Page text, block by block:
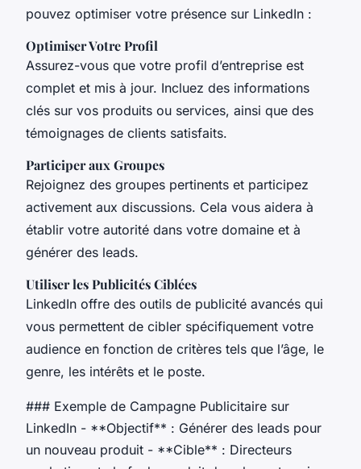
pouvez optimiser votre présence sur LinkedIn :
Optimiser Votre Profil
Assurez-vous que votre profil d’entreprise est
complet et mis à jour. Incluez des informations
clés sur vos produits ou services, ainsi que des
témoignages de clients satisfaits.
Participer aux Groupes
Rejoignez des groupes pertinents et participez
activement aux discussions. Cela vous aidera à
établir votre autorité dans votre domaine et à
générer des leads.
Utiliser les Publicités Ciblées
LinkedIn offre des outils de publicité avancés qui
vous permettent de cibler spécifiquement votre
audience en fonction de critères tels que l’âge, le
genre, les intérêts et le poste.
### Exemple de Campagne Publicitaire sur
LinkedIn - **Objectif** : Générer des leads pour
un nouveau produit - **Cible** : Directeurs